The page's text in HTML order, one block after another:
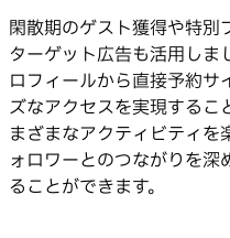
閑散期のゲスト獲得や特別
ターゲット広告も活用し
ロフィールから直接予約
ズなアクセスを実現するこ
まざまなアクティビティを
ォロワーとのつながりを深
ることができます。